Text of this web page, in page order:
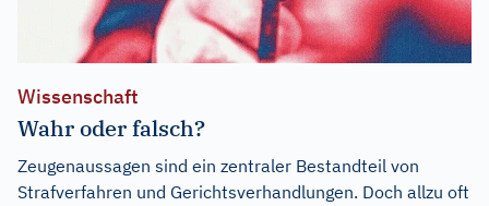
Wissenschaft
Wahr oder falsch?
Zeugenaussagen sind ein zentraler Bestandteil von
Strafverfahren und Gerichtsverhandlungen. Doch allzu oft